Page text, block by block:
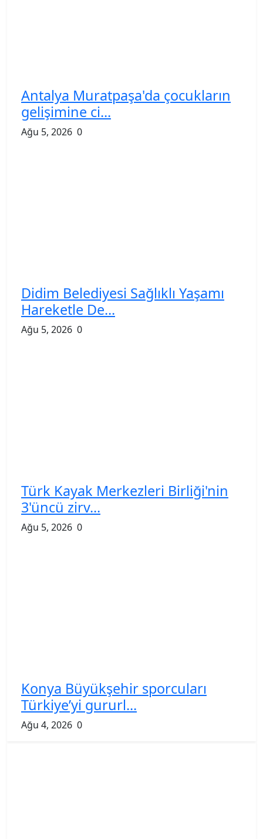
Antalya Muratpaşa'da çocukların
gelişimine ci...
Ağu 5, 2026 0
Didim Belediyesi Sağlıklı Yaşamı
Hareketle De...
Ağu 5, 2026 0
Türk Kayak Merkezleri Birliği'nin
3'üncü zirv...
Ağu 5, 2026 0
Konya Büyükşehir sporcuları
Türkiye’yi gururl...
Ağu 4, 2026 0